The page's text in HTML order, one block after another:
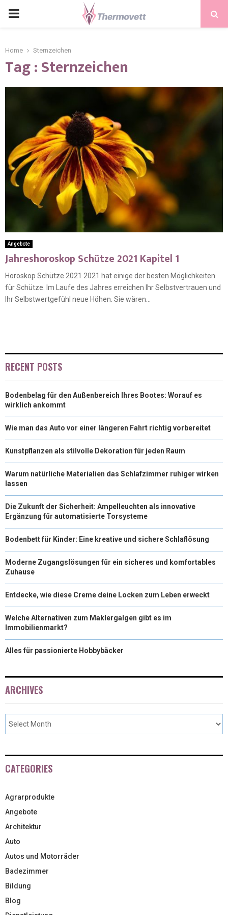
PRIMARY
Home Sternzeichen
Tag : Sternzeichen
Angebote
Jahreshoroskop Schütze 2021 Kapitel 1
Horoskop Schütze 2021 2021 hat einige der besten Möglichkeiten
für Schütze. Im Laufe des Jahres erreichen Ihr Selbstvertrauen und
Ihr Selbstwertgefühl neue Höhen. Sie wären...
RECENT POSTS
Bodenbelag für den Außenbereich Ihres Bootes: Worauf es
wirklich ankommt
Wie man das Auto vor einer längeren Fahrt richtig vorbereitet
Kunstpflanzen als stilvolle Dekoration für jeden Raum
Warum natürliche Materialien das Schlafzimmer ruhiger wirken
lassen
Die Zukunft der Sicherheit: Ampelleuchten als innovative
Ergänzung für automatisierte Torsysteme
Bodenbett für Kinder: Eine kreative und sichere Schlaflösung
Moderne Zugangslösungen für ein sicheres und komfortables
Zuhause
Entdecke, wie diese Creme deine Locken zum Leben erweckt
Welche Alternativen zum Maklergalgen gibt es im
Immobilienmarkt?
Alles für passionierte Hobbybäcker
ARCHIVES
CATEGORIES
Agrarprodukte
Angebote
Architektur
Auto
Autos und Motorräder
Badezimmer
Bildung
Blog